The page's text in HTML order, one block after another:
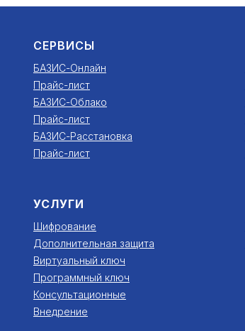
СЕРВИСЫ
БАЗИС-Онлайн
Прайс-лист
БАЗИС-Облако
Прайс-лист
БАЗИС-Расстановка
Прайс-лист
УСЛУГИ
Шифрование
Дополнительная защита
Виртуальный ключ
Программный ключ
Консультационные
Внедрение